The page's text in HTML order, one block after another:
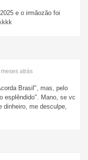
e o irmãozão foi
meses atrás
Brasil", mas, pelo
esplêndido". Mano, se vc
dinheiro, me desculpe,